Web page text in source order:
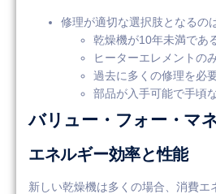
修理が適切な選択肢となるの
乾燥機が10年未満であ
ヒーターエレメントの
過去に多くの修理を必
部品が入手可能で手頃
バリュー・フォー・マ
エネルギー効率と性能
新しい乾燥機は多くの場合、消費エ